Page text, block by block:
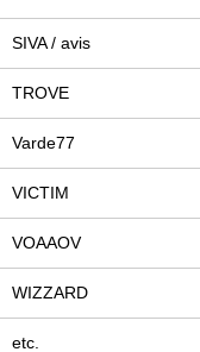
SIVA / avis
TROVE
Varde77
VICTIM
VOAAOV
WIZZARD
etc.